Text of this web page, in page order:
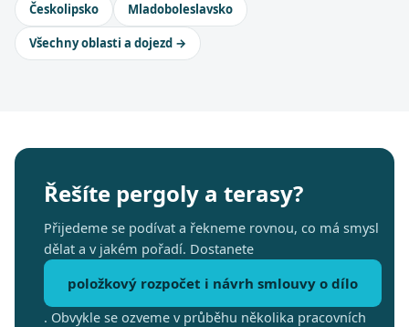
Českolipsko Mladoboleslavsko
Všechny oblasti a dojezd →
Řešíte pergoly a terasy?
Přijedeme se podívat a řekneme rovnou, co má smysl
dělat a v jakém pořadí. Dostanete
položkový rozpočet i návrh smlouvy o dílo
. Obvykle se ozveme v průběhu několika pracovních